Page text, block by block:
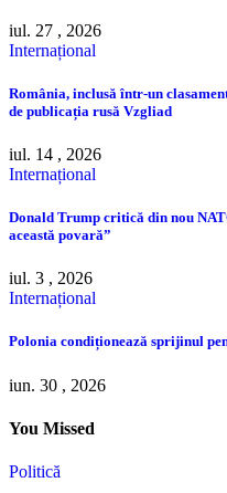
iul. 27 , 2026
Internațional
România, inclusă într-un
de publicația rusă Vzgliad
iul. 14 , 2026
Internațional
Donald Trump critică din nou
această povară”
iul. 3 , 2026
Internațional
Polonia condiționează sprijinul
iun. 30 , 2026
You Missed
Politică